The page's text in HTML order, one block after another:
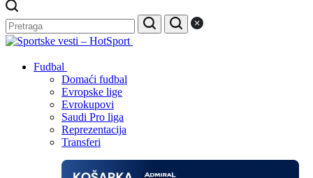
Fudbal
Domaći fudbal
Evropske lige
Evrokupovi
Saudi Pro liga
Reprezentacija
Transferi